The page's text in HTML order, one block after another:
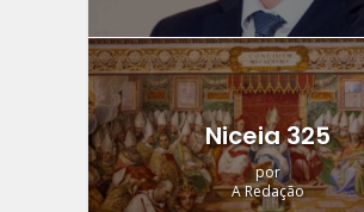
Niceia 325
por
A Redação